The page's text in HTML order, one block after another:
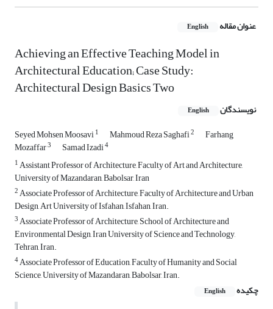
عنوان مقاله English
Achieving an Effective Teaching Model in
Architectural Education; Case Study:
Architectural Design Basics Two
نویسندگان English
Seyed Mohsen Moosavi1 Mahmoud Reza Saghafi2 Farhang
Mozaffar3 Samad Izadi4
1Assistant Professor of Architecture, Faculty of Art and Architecture,
University of Mazandaran, Babolsar, Iran
2Associate Professor of Architecture, Faculty of Architecture and Urban
Design, Art University of Isfahan, Isfahan, Iran.
3Associate Professor of Architecture, School of Architecture and
Environmental Design, Iran University of Science and Technology,
Tehran, Iran.
4Associate Professor of Education, Faculty of Humanity and Social
Science, University of Mazandaran, Babolsar, Iran.
چکیده
English